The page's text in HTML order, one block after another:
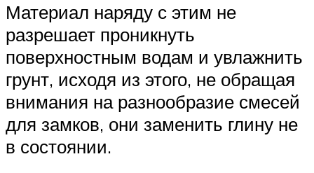
Материал наряду с этим не
разрешает проникнуть
поверхностным водам и увлажнить
грунт, исходя из этого, не обращая
внимания на разнообразие смесей
для замков, они заменить глину не
в состоянии.